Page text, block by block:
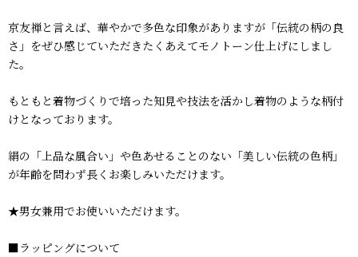
京友禅と言えば、華やかで多色な印象がありますが「伝統の柄の良
さ」をぜひ感じていただきたくあえてモノトーン仕上げにしまし
た。
もともと着物づくりで培った知見や技法を活かし着物のような柄付
けとなっております。
絹の「上品な風合い」や色あせることのない「美しい伝統の色柄」
が年齢を問わず長くお楽しみいただけます。
★男女兼用でお使いいただけます。
■ラッピングについて